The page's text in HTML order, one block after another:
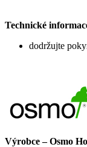
Technické
dodržujte
Výrobce – Osmo